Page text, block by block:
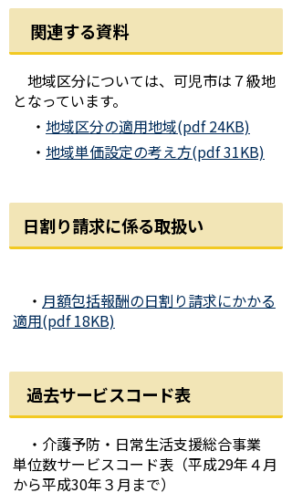
関連する資料
地域区分については、可児市は７級地
となっています。
・ 地域区分の適用地域(pdf 24KB)
・ 地域単価設定の考え方(pdf 31KB)
日割り請求に係る取扱い
・ 月額包括報酬の日割り請求にかかる
適用(pdf 18KB)
過去サービスコード表
・介護予防・日常生活支援総合事業
単位数サービスコード表（平成29年４月
から平成30年３月まで）